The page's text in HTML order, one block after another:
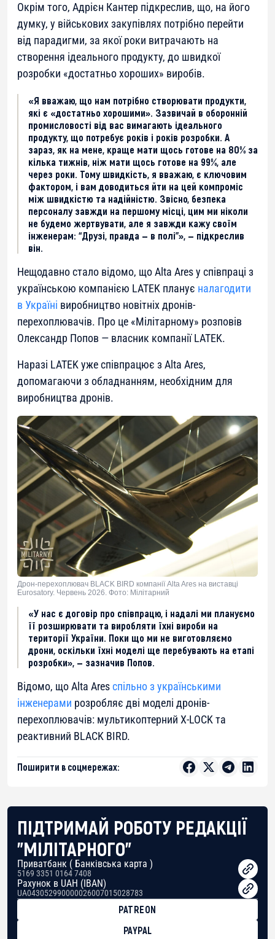
Окрім того, Адрієн Кантер підкреслив, що, на його
думку, у військових закупівлях потрібно перейти
від парадигми, за якої роки витрачають на
створення ідеального продукту, до швидкої
розробки «достатньо хороших» виробів.
«Я вважаю, що нам потрібно створювати продукти,
які є «достатньо хорошими». Зазвичай в оборонній
промисловості від вас вимагають ідеального
продукту, що потребує років і років розробки. А
зараз, як на мене, краще мати щось готове на 80% за
кілька тижнів, ніж мати щось готове на 99%, але
через роки. Тому швидкість, я вважаю, є ключовим
фактором, і вам доводиться йти на цей компроміс
між швидкістю та надійністю. Звісно, безпека
персоналу завжди на першому місці, цим ми ніколи
не будемо жертвувати, але я завжди кажу своїм
інженерам: “Друзі, правда — в полі”», — підкреслив
він.
Нещодавно стало відомо, що Alta Ares у співпраці з
українською компанією LATEK планує налагодити
в Україні виробництво новітніх дронів-
перехоплювачів. Про це «Мілітарному» розповів
Олександр Попов — власник компанії LATEK.
Наразі LATEK уже співпрацює з Alta Ares,
допомагаючи з обладнанням, необхідним для
виробництва дронів.
Дрон-перехоплювач BLACK BIRD компанії Alta Ares на виставці
Eurosatory. Червень 2026. Фото: Мілітарний
«У нас є договір про співпрацю, і надалі ми плануємо
її розширювати та виробляти їхні вироби на
території України. Поки що ми не виготовляємо
дрони, оскільки їхні моделі ще перебувають на етапі
розробки», — зазначив Попов.
Відомо, що Alta Aresспільно з українськими
інженерами розробляє дві моделі дронів-
перехоплювачів: мультикоптерний X-LOCK та
реактивний BLACK BIRD.
Поширити в соцмережах:
ПІДТРИМАЙ РОБОТУ РЕДАКЦІЇ
"МІЛІТАРНОГО"
Приватбанк ( Банківська карта )
5169 3351 0164 7408
Рахунок в UAH (IBAN)
UA043052990000026007015028783
PATREON
PAYPAL